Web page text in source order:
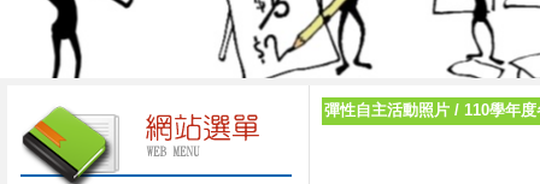
彈性自主活動照片 / 110學年